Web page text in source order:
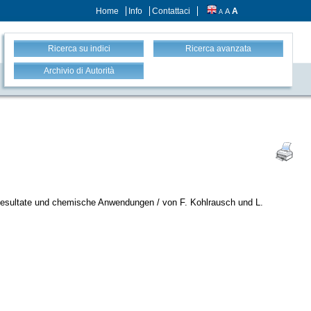
Home Info Contattaci A A A
Ricerca su indici Ricerca avanzata
Archivio di Autorità